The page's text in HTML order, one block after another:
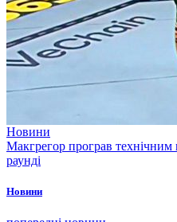
Новини
Макгрегор програв
раунді
Новини